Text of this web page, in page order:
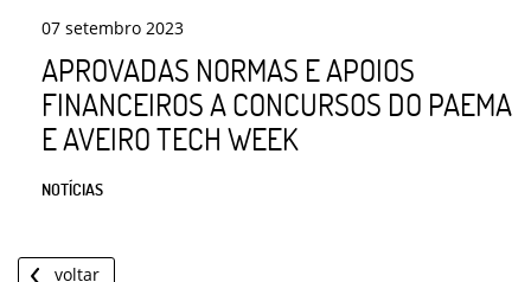
07 setembro 2023
APROVADAS NORMAS E APOIOS
FINANCEIROS A CONCURSOS DO PAEMA
E AVEIRO TECH WEEK
NOTÍCIAS
voltar